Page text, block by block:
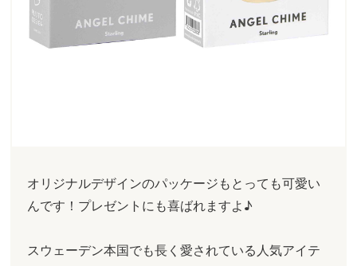
オリジナルデザインのパッケージもとっても可愛い
んです！プレゼントにも喜ばれますよ♪
スウェーデン本国でも長く愛されている人気アイテ